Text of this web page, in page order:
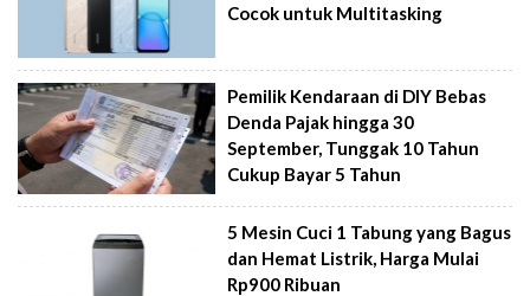
Cocok untuk Multitasking
Pemilik Kendaraan di DIY Bebas
Denda Pajak hingga 30
September, Tunggak 10 Tahun
Cukup Bayar 5 Tahun
5 Mesin Cuci 1 Tabung yang Bagus
dan Hemat Listrik, Harga Mulai
Rp900 Ribuan